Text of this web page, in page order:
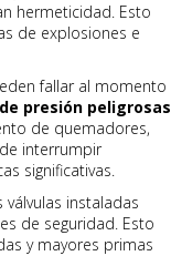
hermeticidad. Esto
de explosiones e
fallar al momento
presión peligrosas
de quemadores,
interrumpir
significativas.
válvulas instaladas
de seguridad. Esto
y mayores primas